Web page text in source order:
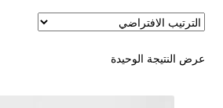
اتمام الطلب
ادوية تخسيس
عرض النتيجة الوحيدة